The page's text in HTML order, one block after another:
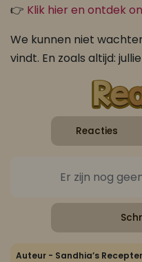
👉 Klik hier en ontdek
We kunnen niet
vindt. En zoals altijd: jullie
Reacties
Er zijn nog
Auteur - Sandhia’s